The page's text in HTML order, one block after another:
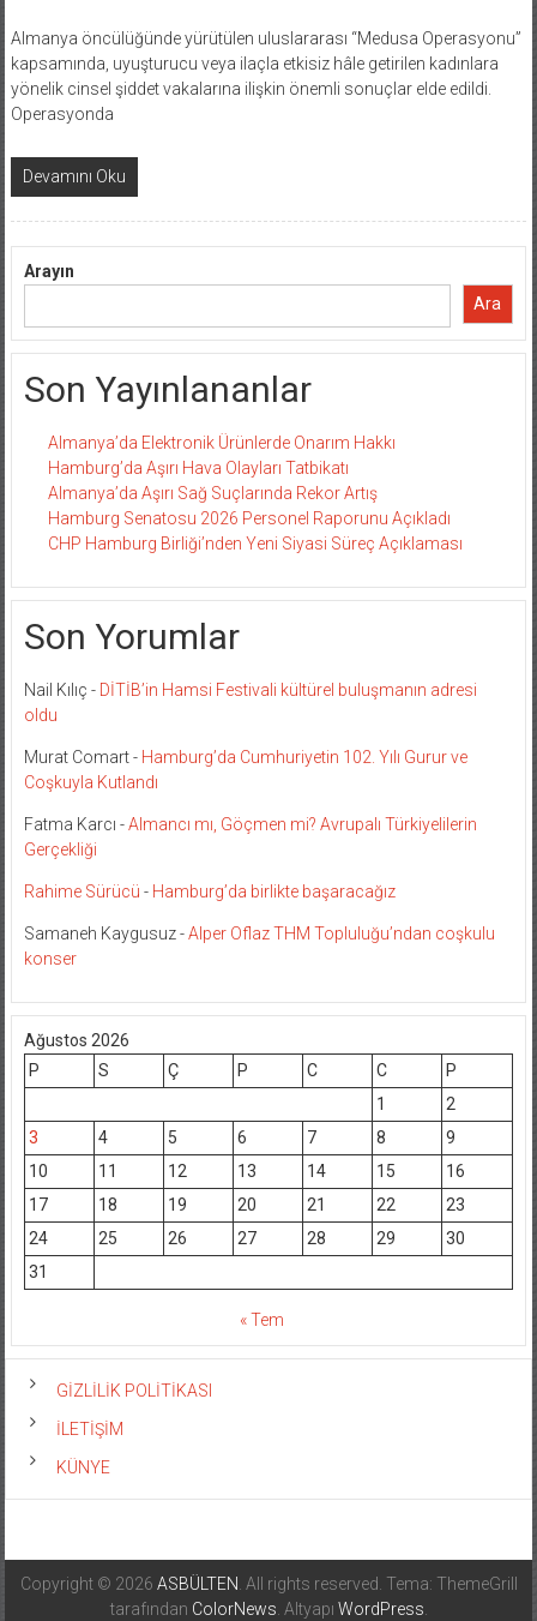
Almanya öncülüğünde yürütülen uluslararası “Medusa Operasyonu”
kapsamında, uyuşturucu veya ilaçla etkisiz hâle getirilen kadınlara
yönelik cinsel şiddet vakalarına ilişkin önemli sonuçlar elde edildi.
Operasyonda
Devamını Oku
Arayın
Ara
Son Yayınlananlar
Almanya’da Elektronik Ürünlerde Onarım Hakkı
Hamburg’da Aşırı Hava Olayları Tatbikatı
Almanya’da Aşırı Sağ Suçlarında Rekor Artış
Hamburg Senatosu 2026 Personel Raporunu Açıkladı
CHP Hamburg Birliği’nden Yeni Siyasi Süreç Açıklaması
Son Yorumlar
Nail Kılıç - DİTİB’in Hamsi Festivali kültürel buluşmanın adresi
oldu
Murat Comart- Hamburg’da Cumhuriyetin 102. Yılı Gurur ve
Coşkuyla Kutlandı
Fatma Karcı -Almancı mı, Göçmen mi? Avrupalı Türkiyelilerin
Gerçekliği
Rahime Sürücü - Hamburg’da birlikte başaracağız
Samaneh Kaygusuz-Alper Oflaz THM Topluluğu’ndan coşkulu
konser
Ağustos 2026
P
S Ç P C C
P
1
2
3
4 5 6 7 8
9
10
11 12 13 14 15
16
17
18 19 20 21 22
23
24
25 26 27 28 29
30
31
« Tem
GİZLİLİK POLİTİKASI
İLETİŞİM
KÜNYE
Copyright © 2026 ASBÜLTEN . All rights reserved. Tema: ThemeGrill
tarafından ColorNews . Altyapı WordPress